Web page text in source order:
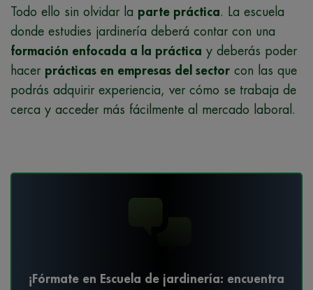
Todo ello sin olvidar la parte práctica. La escuela
donde estudies jardinería deberá contar con una
formación enfocada a la práctica y deberás poder
hacer prácticas en empresas del sector con las que
podrás adquirir experiencia, ver cómo se trabaja de
cerca y acceder más fácilmente al mercado laboral.
¡Fórmate en Escuela de jardinería: encuentra